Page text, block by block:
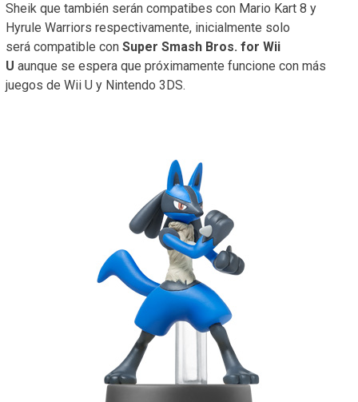
Sheik que también serán compatibes con Mario Kart 8 y
Hyrule Warriors respectivamente, inicialmente solo
será compatible con Super Smash Bros. for Wii
U aunque se espera que próximamente funcione con más
juegos de Wii U y Nintendo 3DS.